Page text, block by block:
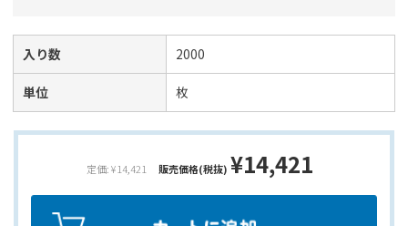
入り数 2000
単位 枚
定価: ¥14,421 販売価格(税抜) ¥14,421